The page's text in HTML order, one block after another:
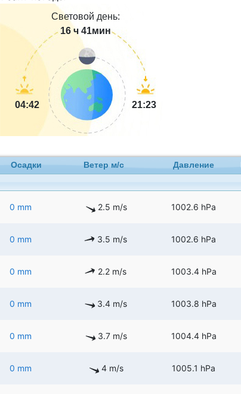
Световой день:
16 ч 41мин
04:42 21:23
Осадки Ветер м/с Давление
0 mm 2.5 m/s 1002.6 hPa
0 mm 3.5 m/s 1002.6 hPa
0 mm 2.2 m/s 1003.4 hPa
0 mm 3.4 m/s 1003.8 hPa
0 mm 3.7 m/s 1004.4 hPa
0 mm 4 m/s 1005.1 hPa